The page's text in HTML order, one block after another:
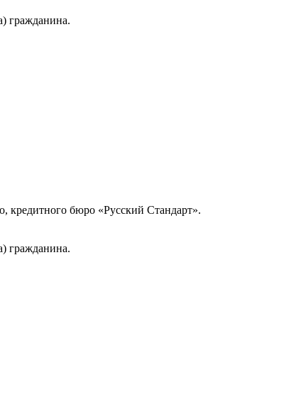
гражданина.
кредитного бюро «Русский Стандарт».
гражданина.